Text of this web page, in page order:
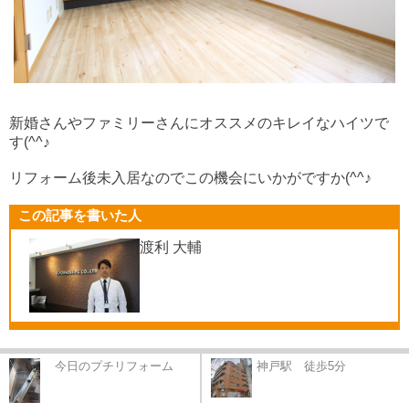
新婚さんやファミリーさんにオススメのキレイなハイツで
す(^^♪
リフォーム後未入居なのでこの機会にいかがですか(^^♪
この記事を書いた人
渡利 大輔
今日のプチリフォーム 神戸駅 徒歩5分